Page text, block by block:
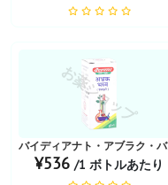
お薬ショップ
バイディアナト・アブラク・バ
¥536 /1 ボトルあたり